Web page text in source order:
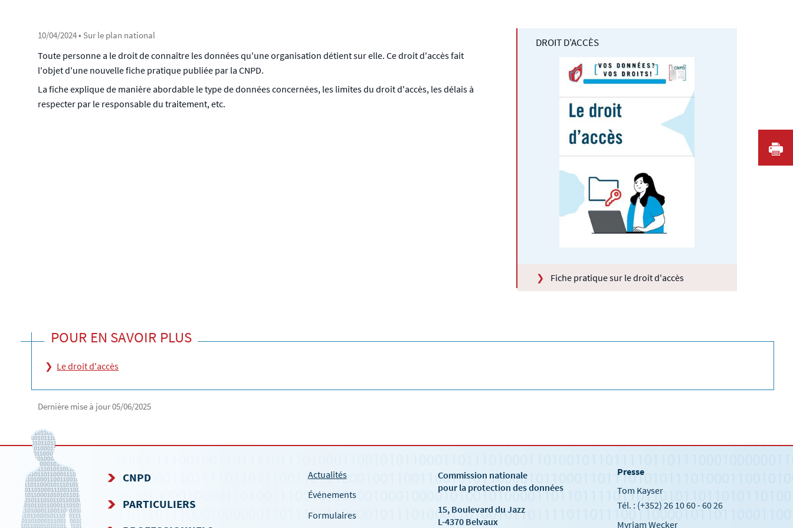
10/04/2024• Sur le plan national
Toute personne a le droit de connaître les données qu'une organisation détient sur elle. Ce droit d'accès fait
l'objet d'une nouvelle fiche pratique publiée par la CNPD.
La fiche explique de manière abordable le type de données concernées, les limites du droit d'accès, les délais à
respecter par le responsable du traitement, etc.
DROIT D'ACCÈS
Fiche pratique sur le droit d'accès
POUR EN SAVOIR PLUS
Le droit d'accès
Dernière mise à jour05/06/2025
MENU
CNPD
PARTICULIERS
Actualités
Événements
Formulaires
Commission nationale
pour la protection des données
15, Boulevard du Jazz
L-4370 Belvaux
Presse
Tom Kayser
Tél. : (+352) 26 10 60 - 60 26
Myriam Wecker